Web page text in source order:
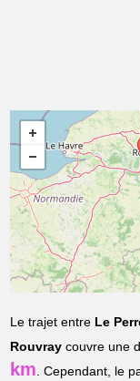
Le trajet entre Le
Rouvray couvre une
km. Cependant, le